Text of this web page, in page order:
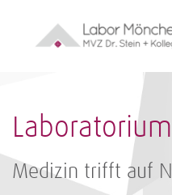
Medizin trifft auf